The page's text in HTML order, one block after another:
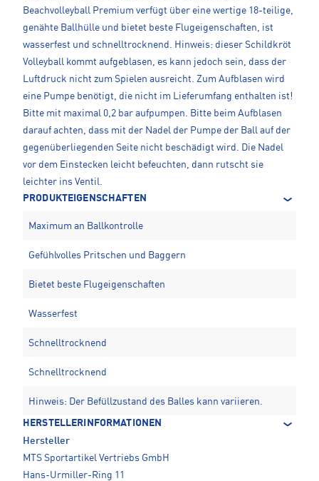
Beachvolleyball Premium verfügt über eine wertige 18-teilige,
genähte Ballhülle und bietet beste Flugeigenschaften, ist
wasserfest und schnelltrocknend. Hinweis: dieser Schildkröt
Volleyball kommt aufgeblasen, es kann jedoch sein, dass der
Luftdruck nicht zum Spielen ausreicht. Zum Aufblasen wird
eine Pumpe benötigt, die nicht im Lieferumfang enthalten ist!
Bitte mit maximal 0,2 bar aufpumpen. Bitte beim Aufblasen
darauf achten, dass mit der Nadel der Pumpe der Ball auf der
gegenüberliegenden Seite nicht beschädigt wird. Die Nadel
vor dem Einstecken leicht befeuchten, dann rutscht sie
leichter ins Ventil.
PRODUKTEIGENSCHAFTEN
Maximum an Ballkontrolle
Gefühlvolles Pritschen und Baggern
Bietet beste Flugeigenschaften
Wasserfest
Schnelltrocknend
Schnelltrocknend
Hinweis: Der Befüllzustand des Balles kann variieren.
HERSTELLERINFORMATIONEN
Hersteller
MTS Sportartikel Vertriebs GmbH
Hans-Urmiller-Ring 11